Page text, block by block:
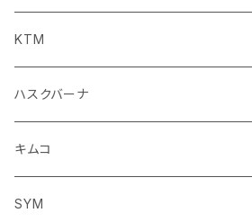
スポイラー系
シートカバー
その他
フォグランプ
ミラー系
足回り
サスペンション
フェンダー系
足回り
サスペンション
ブレーキ・クラッチレバー
ブレーキ系
ブレーキクラッチレバー
フェンダー系
ミラー
ブレーキ系
クラッチブレーキレバー
フェンダー系
KTM
ミラー
ハスクバーナ
ミラー
キムコ
ミラー
SYM